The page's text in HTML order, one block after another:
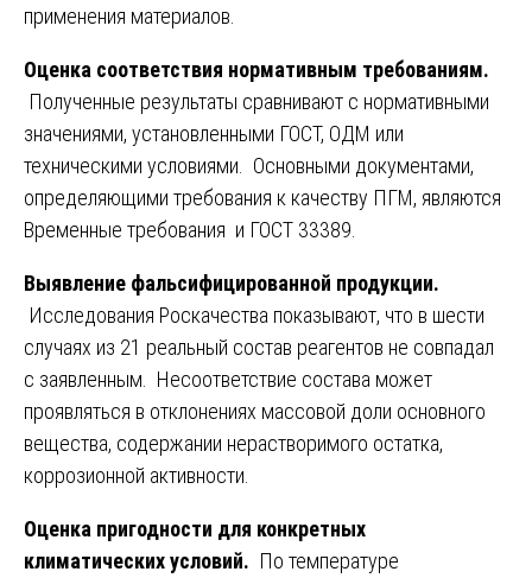
применения материалов.
Оценка соответствия нормативным требованиям.
Полученные результаты сравнивают с нормативными
значениями, установленными ГОСТ, ОДМ или
техническими условиями. Основными документами,
определяющими требования к качеству ПГМ, являются
Временные требования и ГОСТ 33389.
Выявление фальсифицированной продукции.
Исследования Роскачества показывают, что в шести
случаях из 21 реальный состав реагентов не совпадал
с заявленным. Несоответствие состава может
проявляться в отклонениях массовой доли основного
вещества, содержании нерастворимого остатка,
коррозионной активности.
Оценка пригодности для конкретных
климатических условий. По температуре